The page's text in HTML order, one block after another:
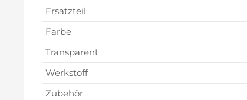
Ersatzteil
Farbe
Transparent
Werkstoff
Zubehör